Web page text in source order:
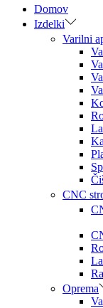
Domov
Izdelki
Varilni
CNC
Oprema